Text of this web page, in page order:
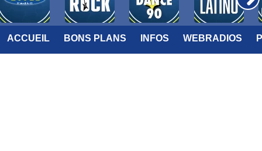
ACCUEIL BONS PLANS INFOS WEBRADIOS